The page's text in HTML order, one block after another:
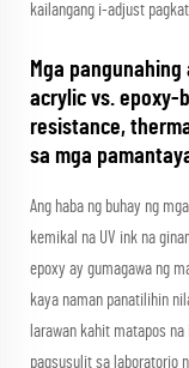
kailangang i-adjust
Mga
acrylic vs. epoxy-
resistance,
sa mga
Ang haba ng buhay ng
kemikal na UV ink na
epoxy ay gumagawa ng
kaya naman panatilihin
larawan kahit matapos
pagsusulit sa laboratorio